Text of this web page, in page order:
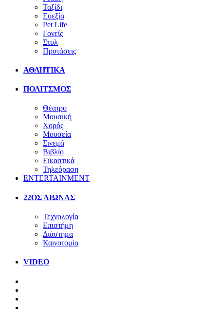
Ταξίδι
Ευεξία
Pet Life
Γονείς
Στυλ
Προτάσεις
ΑΘΛΗΤΙΚΑ
ΠΟΛΙΤΣΜΟΣ
Θέατρο
Μουσική
Χορός
Μουσεία
Σινεμά
Βιβλίο
Εικαστικά
Τηλεόραση
ENTERTAINMENT
22ΟΣ ΑΙΩΝΑΣ
Τεχνολογία
Επιστήμη
Διάστημα
Καινοτομία
VIDEO